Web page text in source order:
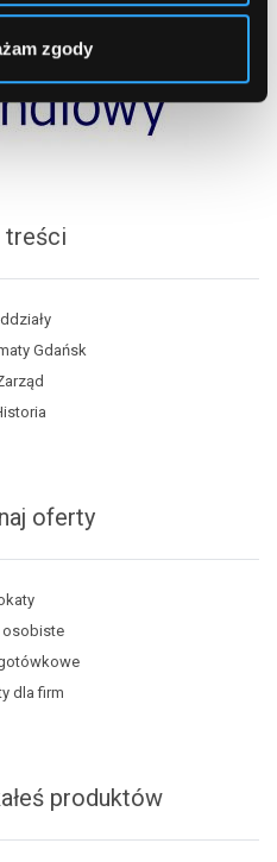
zgody
treści
Gdańsk
oferty
osobiste
dla firm
produktów